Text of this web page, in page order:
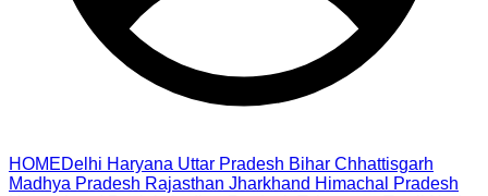
HOMEDelhi Haryana Uttar Pradesh Bihar Chhattisgarh
Madhya Pradesh Rajasthan Jharkhand Himachal Pradesh